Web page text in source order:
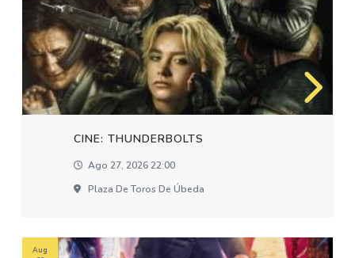
CINE: THUNDERBOLTS
Ago 27, 2026 22:00
Plaza De Toros De Úbeda
Aug